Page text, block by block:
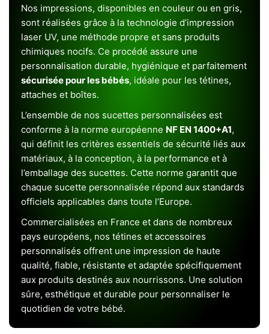
Nos impressions, disponibles en couleur ou en gris,
sont réalisées grâce à la technologie d’impression
laser UV, une méthode propre et sans produits
chimiques nocifs. Ce procédé assure une
personnalisation durable, hygiénique et parfaitement
sécurisée pour les bébés, idéale pour les tétines,
attaches et boîtes.
L’ensemble de nos sucettes personnalisées est
conforme à la norme européenne NF EN 1400+A1,
qui définit les critères essentiels de sécurité liés aux
matériaux, à la conception, à la performance et à
l’emballage des sucettes. Cette norme garantit que
chaque sucette personnalisée répond aux standards
officiels applicables dans toute l’Europe.
Commercialisées en France et dans de nombreux
pays européens, nos tétines et accessoires
personnalisés offrent une impression de haute
qualité, fiable, résistante et adaptée spécifiquement
aux produits destinés aux nourrissons. Une solution
sûre, esthétique et durable pour personnaliser le
quotidien de votre bébé.